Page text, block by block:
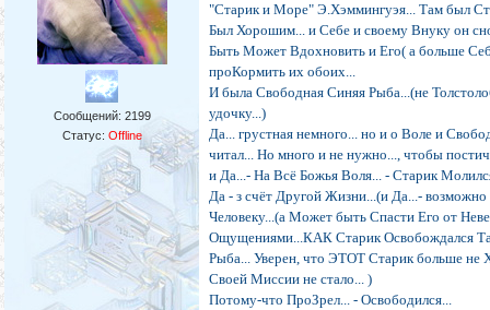
Сообщений: 2199
Статус: Offline
"Старик и Море" Э.Хэммингуэя... Там был
Был Хорошим... и Себе и своему Внуку он
Быть Может Вдохновить и Его( а больше
проКормить их обоих...
И была Свободная Синяя Рыба...(не
удочку...)
Да... грустная немного... но и о Воле и
читал... Но много и не нужно..., чтобы
и Да...- На Всё Божья Воля... - Старик
Да - з счёт Другой Жизни...(и Да...-
Человеку...(а Может быть Спасти Его от
Ощущениями...КАК Старик Освобождался
Рыба... Уверен, что ЭТОТ Старик больше
Своей Миссии не стало... )
Потому-что ПроЗрел... - Освободился...